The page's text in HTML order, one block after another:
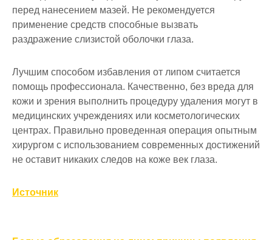
перед нанесением мазей. Не рекомендуется
применение средств способные вызвать
раздражение слизистой оболочки глаза.
Лучшим способом избавления от липом считается
помощь профессионала. Качественно, без вреда для
кожи и зрения выполнить процедуру удаления могут в
медицинских учреждениях или косметологических
центрах. Правильно проведенная операция опытным
хирургом с использованием современных достижений
не оставит никаких следов на коже век глаза.
Источник